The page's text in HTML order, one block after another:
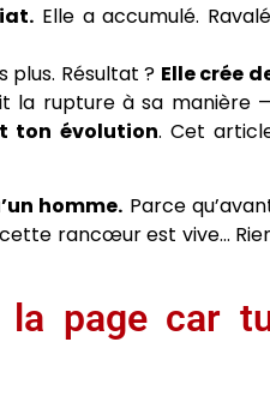
Elle a accumulé.
plus. Résultat ? Elle crée
la rupture à sa manière
ton évolution. Cet
homme. Parce
cette rancœur est vive…
la page car